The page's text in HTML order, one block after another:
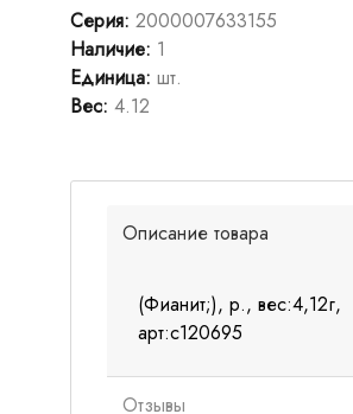
Серия: 2000007633155
Наличие: 1
Единица: шт.
Вес: 4.12
Описание товара
(Фианит;), р., вес:4,12г,
арт:с120695
Отзывы